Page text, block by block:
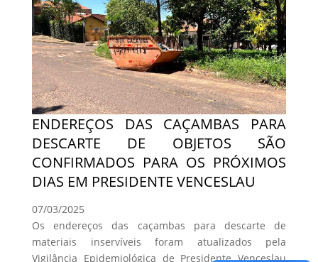
ENDEREÇOS DAS CAÇAMBAS PARA
DESCARTE DE OBJETOS SÃO
CONFIRMADOS PARA OS PRÓXIMOS
DIAS EM PRESIDENTE VENCESLAU
07/03/2025
Os endereços das caçambas para descarte de
materiais inservíveis foram atualizados pela
Vigilância Epidemiológica de Presidente Venceslau